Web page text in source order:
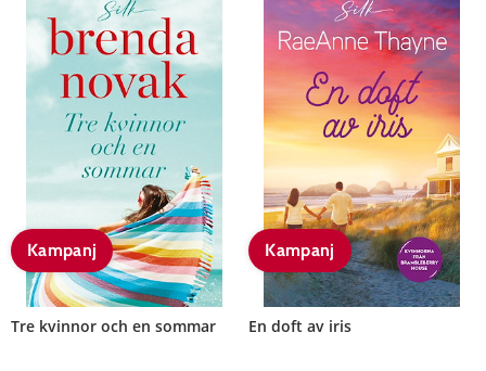
Kampanj
Tre kvinnor och en sommar
Kampanj
En doft av iris